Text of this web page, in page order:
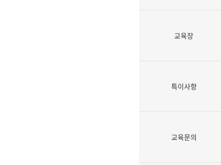
교육장
특이사항
교육문의